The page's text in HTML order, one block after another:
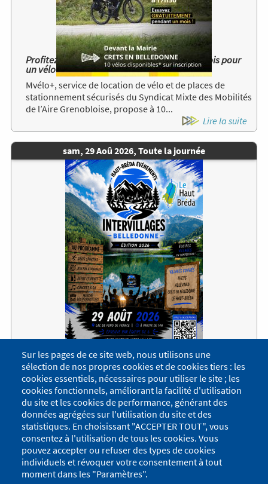
Profitez gratuitement d’une location d’un mois pour
un vélo à assistance électrique Mvélo+ !
Mvélo+, service de location de vélo et de places de
stationnement sécurisés du Syndicat Mixte des Mobilités
de l’Aire Grenobloise, propose à 10...
Lire la suite
de
l'évènement
sam, 29 Aoû 2026, Toute la journée
Image
L’Intervillages de Belledonne
Réservez la date du samedi 29 août 2026 pour la 1ʳᵉ
édition de l’Intervillages de Belledonne.
Compétition intervillages : inscrivez-vous par équipes
de...
Lire la suite
Document
Reglement_Intervillages_Belledonne et Autorisation
parentale.pdf(1.8 Mo)
Sur les pages de ce site web, nous utilisons une
sélection de nos propres cookies et de cookies tiers : les
cookies essentiels, nécessaires pour utiliser le site ; les
cookies fonctionnels, améliorant la facilité d'utilisation
du site et les cookies de performance, générant des
données agrégées sur l'utilisation du site et des
statistiques. En choisissant "ACCEPTER TOUT", vous
consentez à l'utilisation de tous les cookies. Vous
pouvez accepter ou refuser des types de cookies
individuels et révoquer votre consentement à tout
moment dans les "Paramètres".